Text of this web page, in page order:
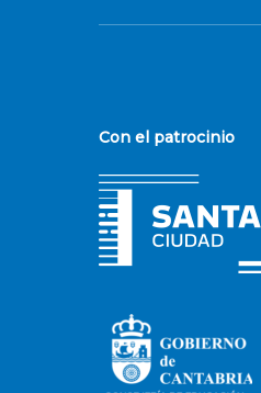
Con el patrocinio